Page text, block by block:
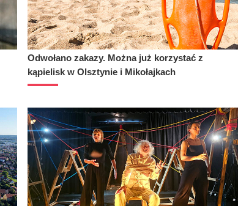
Odwołano zakazy. Można już korzystać z
kąpielisk w Olsztynie i Mikołajkach